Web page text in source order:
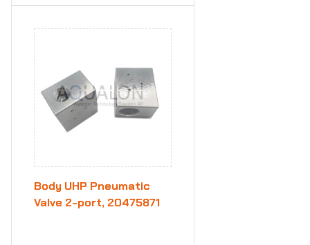
Body UHP Pneumatic
Valve 2-port, 20475871